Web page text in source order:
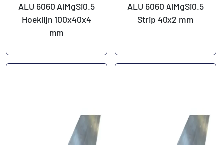
ALU 6060 AlMgSi0.5
Hoeklijn 100x40x4
mm
ALU 6060 AlMgSi0.5
Strip 40x2 mm